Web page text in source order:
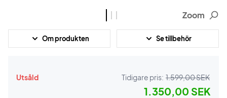
Zoom
Om produkten Se tillbehör
Utsåld Tidigare pris: 1.599,00 SEK
1.350,00 SEK